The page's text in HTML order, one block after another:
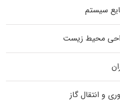
سیستم
محیط زیست
و انتقال گاز